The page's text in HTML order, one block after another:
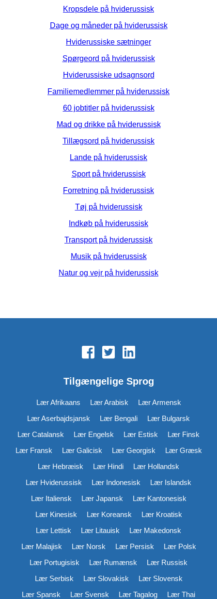
Kropsdele på hviderussisk
Dage og måneder på hviderussisk
Hviderussiske sætninger
Spørgeord på hviderussisk
Hviderussiske udsagnsord
Familiemedlemmer på hviderussisk
60 jobtitler på hviderussisk
Mad og drikke på hviderussisk
Tillægsord på hviderussisk
Lande på hviderussisk
Sport på hviderussisk
Forretning på hviderussisk
Tøj på hviderussisk
Indkøb på hviderussisk
Transport på hviderussisk
Musik på hviderussisk
Natur og vejr på hviderussisk
Tilgængelige Sprog
Lær Afrikaans Lær Arabisk
Lær Armensk
Lær Aserbajdsjansk
Lær Bengali
Lær Bulgarsk
Lær Catalansk
Lær Engelsk Lær Estisk
Lær Finsk
Lær Fransk
Lær Galicisk Lær Georgisk
Lær Græsk
Lær Hebræisk
Lær Hindi
Lær Hollandsk
Lær Hviderussisk
Lær Indonesisk
Lær Islandsk
Lær Italiensk
Lær Japansk
Lær Kantonesisk
Lær Kinesisk
Lær Koreansk
Lær Kroatisk
Lær Lettisk
Lær Litauisk
Lær Makedonsk
Lær Malajisk
Lær Norsk Lær Persisk
Lær Polsk
Lær Portugisisk
Lær Rumænsk
Lær Russisk
Lær Serbisk
Lær Slovakisk
Lær Slovensk
Lær Spansk
Lær Svensk Lær Tagalog
Lær Thai